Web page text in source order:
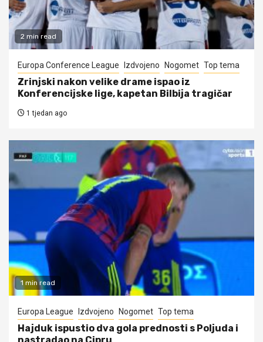
2 min read
Europa Conference League Izdvojeno Nogomet Top tema
Zrinjski nakon velike drame ispao iz
Konferencijske lige, kapetan Bilbija tragičar
1 tjedan ago
1 min read
Europa League Izdvojeno Nogomet Top tema
Hajduk ispustio dva gola prednosti s Poljuda i